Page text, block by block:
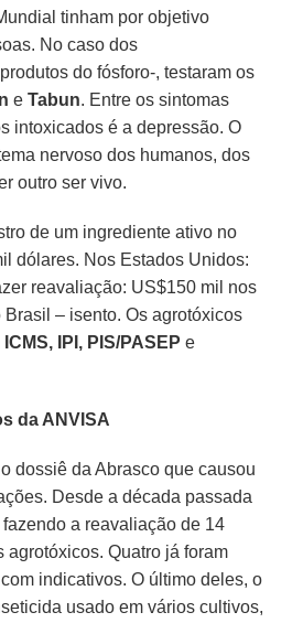
tinham por objetivo
No caso dos
do fósforo-, testaram os
eTabun. Entre os sintomas
intoxicados é a depressão. O
nervoso dos humanos, dos
outro ser vivo.
de um ingrediente ativo no
dólares. Nos Estados Unidos:
reavaliação: US$150 mil nos
– isento. Os agrotóxicos
ICMS, IPI, PIS/PASEP e
da ANVISA
dossiê da Abrasco que causou
Desde a década passada
fazendo a reavaliação de 14
agrotóxicos. Quatro já foram
indicativos. O último deles, o
usado em vários cultivos,